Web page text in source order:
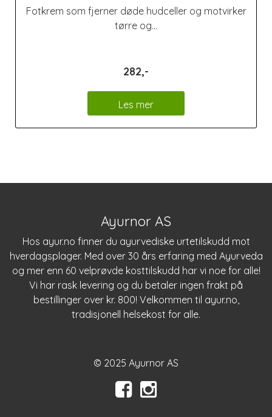
Fotkrem som fjerner døde hudceller og motvirker
tørre og...
282,-
Les mer
Ayurnor AS
Hos ayur.no finner du ayurvediske urtetilskudd mot
hverdagsplager. Med over 30 års erfaring med Ayurveda
og mer enn 60 velprøvde kosttilskudd har vi noe for alle!
Vi har rask levering og du betaler ingen frakt på
bestillinger over kr. 800! Velkommen til ayur.no
tradisjonell helsekost for alle.
© 2025 Ayurnor AS